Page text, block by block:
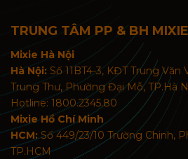
TRUNG TÂM PP & BH
Mixie Hà Nội
Hà Nội: Số 11BT4-3, KĐT Trung
Trung Thư, Phường Đại Mỗ, TP.Hà
Hotline: 1800.2345.80
Mixie Hồ Chí Minh
HCM:Số 449/23/10 Trường Chinh,
TP.HCM